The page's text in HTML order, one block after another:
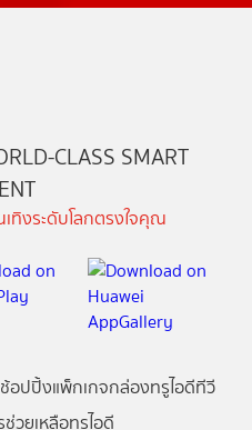
CLASS SMART
ทิงระดับโลกตรงใจคุณ
ช้อปปิ้งแพ็กเกจกล่องทรูไอดีทีวี
วยเหลือทรูไอดี